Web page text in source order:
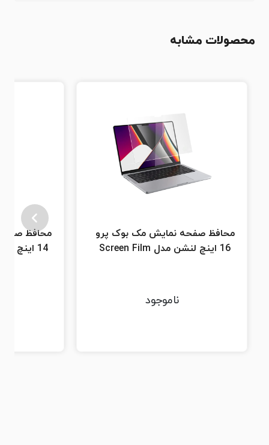
محصولات مشابه
محافظ صفحه نمایش مک بوک پرو
16 اینچ لنشن مدل Screen Film
ناموجود
محافظ
14 اینچ لنشن مدل Screen Film